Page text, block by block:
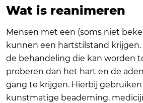
Wat is reanimeren
Mensen met een (soms niet
kunnen een hartstilstand krijgen.
de behandeling die kan worden
proberen dan het hart en de
gang te krijgen. Hierbij
kunstmatige beademing,